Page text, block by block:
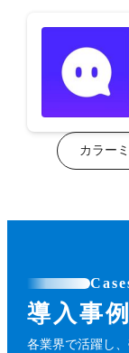
カラー
導入事例
各業界で活躍し